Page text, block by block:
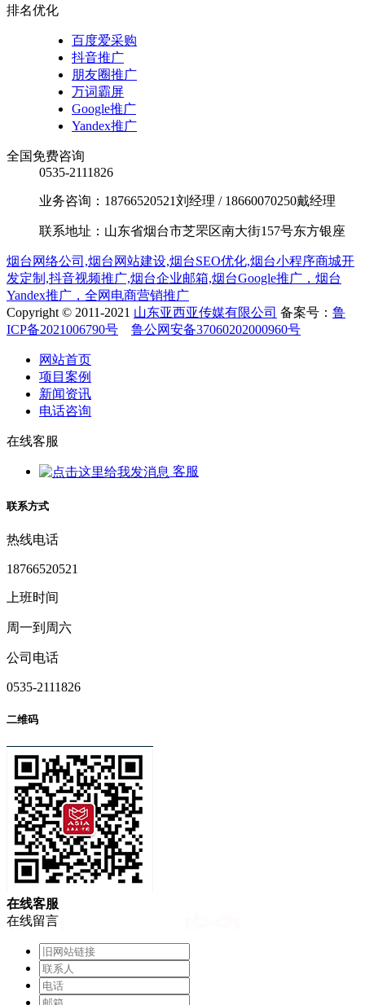
排名优化
百度爱采购
抖音推广
朋友圈推广
万词霸屏
Google推广
Yandex推广
全国免费咨询
0535-2111826
业务咨询：18766520521刘经理 / 18660070250戴经理
联系地址：山东省烟台市芝罘区南大街157号东方银座
烟台网络公司,烟台网站建设,烟台SEO优化,烟台小程序商城开
发定制,抖音视频推广,烟台企业邮箱,烟台Google推广，烟台
Yandex推广，全网电商营销推广
Copyright © 2011-2021 山东亚西亚传媒有限公司 备案号： 鲁
ICP备2021006790号
鲁公网安备37060202000960号
网站首页
项目案例
新闻资讯
电话咨询
在线客服
客服
联系方式
热线电话
18766520521
上班时间
周一到周六
公司电话
0535-2111826
二维码
在线客服
在线留言